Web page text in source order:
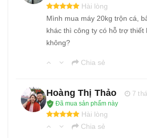
Hài lòng
Mình mua máy 20kg trộn cá,
khác thì công ty có hỗ trợ thiết
không?
Chia sẻ
Hoàng Thị Thảo
7
Đã mua sản phẩm này
Hài lòng
Chia sẻ